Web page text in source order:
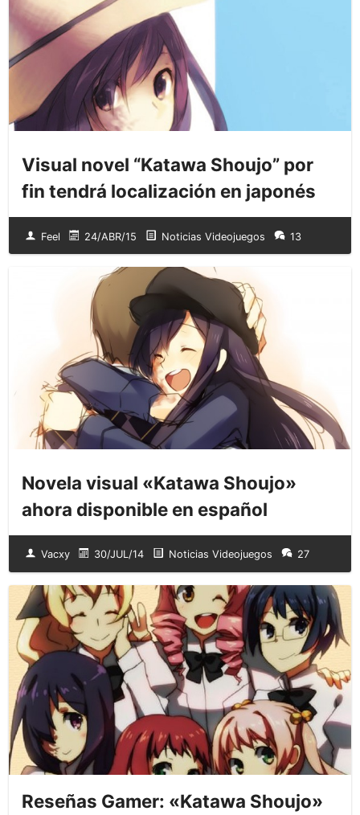
Visual novel “Katawa Shoujo” por
fin tendrá localización en japonés
Feel 24/ABR/15 Noticias Videojuegos 13
Novela visual «Katawa Shoujo»
ahora disponible en español
Vacxy 30/JUL/14 Noticias Videojuegos 27
Reseñas Gamer: «Katawa Shoujo»